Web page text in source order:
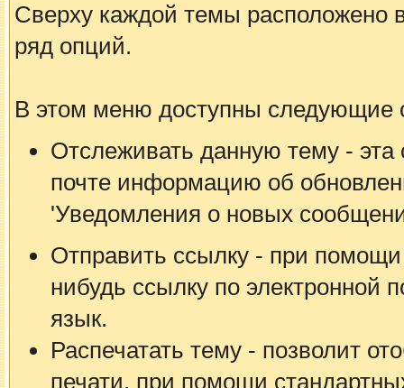
Сверху каждой темы
ряд опций.
В этом меню доступны следующие
Отслеживать данную тему - эта
почте информацию об
'Уведомления о новых
Отправить ссылку - при
нибудь ссылку по электронной
язык.
Распечатать тему - позволит
печати, при помощи